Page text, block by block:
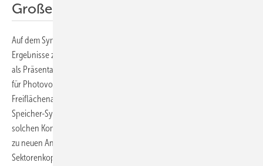
Große Themenvielfalt
Auf dem Symposium können Sie Ihre neuesten Entwicklungen und
Ergebnisse zum Thema Photovoltaik und Speicher einreichen – sei es
als Präsentation auf dem Podium oder als Poster. Ob Komponenten
für Photovoltaikanlagen, integrierte Photovoltaik (BIPV) oder
Freiflächenanlagen, Qualitätssicherung, Betrieb von Photovoltaik-
Speicher-Systemen, Energiemeteorologie oder Simulation von
solchen Kombinationen, die Themenvielfalt ist groß. Sie reicht bis hin
zu neuen Ansätzen für die Netzintegration der Photovoltaik, der
Sektorenkopplung und neue Geschäftsmodelle für Solaranlagen und